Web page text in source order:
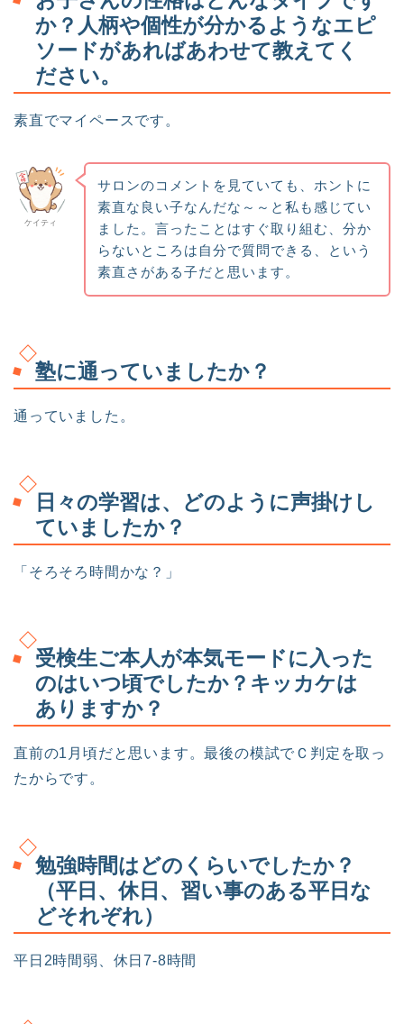
か？人柄や個性が分かるようなエピ
ソードがあればあわせて教えてく
ださい。
素直でマイペースです。
ケイティ
サロンのコメントを見ていても、ホントに
素直な良い子なんだな～～と私も感じてい
ました。言ったことはすぐ取り組む、分か
らないところは自分で質問できる、という
素直さがある子だと思います。
塾に通っていましたか？
通っていました。
日々の学習は、どのように声掛けし
ていましたか？
「そろそろ時間かな？」
受検生ご本人が本気モードに入った
のはいつ頃でしたか？キッカケは
ありますか？
直前の1月頃だと思います。最後の模試でＣ判定を取っ
たからです。
勉強時間はどのくらいでしたか？
（平日、休日、習い事のある平日な
どそれぞれ）
平日2時間弱、休日7-8時間